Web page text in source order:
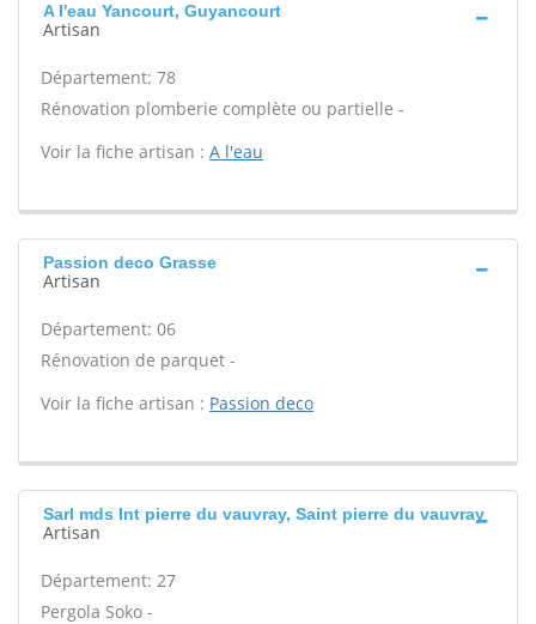
A l'eau Yancourt, Guyancourt
Artisan
Département: 78
Rénovation plomberie complète ou partielle -
Voir la fiche artisan : A l'eau
Passion deco Grasse
Artisan
Département: 06
Rénovation de parquet -
Voir la fiche artisan : Passion deco
Sarl mds Int pierre du vauvray, Saint pierre du vauvray
Artisan
Département: 27
Pergola Soko -